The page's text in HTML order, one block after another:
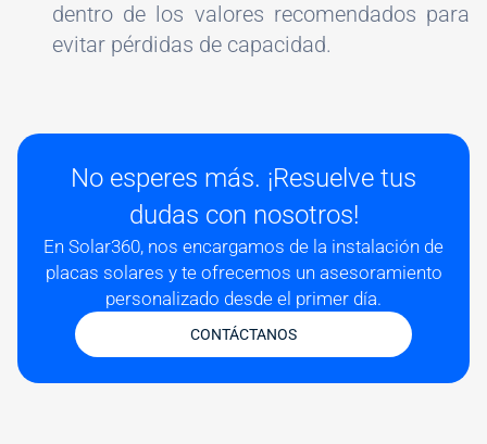
dentro de los valores recomendados para
evitar pérdidas de capacidad.
No esperes más. ¡Resuelve tus
dudas con nosotros!
En Solar360, nos encargamos de la instalación de
placas solares y te ofrecemos un asesoramiento
personalizado desde el primer día.
CONTÁCTANOS